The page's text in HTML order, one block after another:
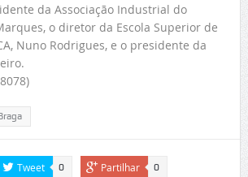
da Associação Industrial do
o diretor da Escola Superior de
Nuno Rodrigues, e o presidente da
Tweet 0 Partilhar 0